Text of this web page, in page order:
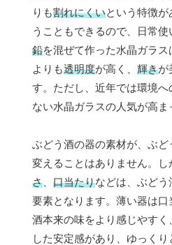
りも割れにくいという特徴
うこともできるので、日常使
鉛を混ぜて作った水晶ガラ
よりも透明度が高く、 輝きが
す。ただし、近年では環境
ない水晶ガラスの人気が高ま
ぶどう酒の器の素材が、ぶ
変えることはありません。し
さ
口当たりなどは、ぶど
要素となります。薄い器は口
酒本来の味をより感じやすく
した安定感があり、ゆっく